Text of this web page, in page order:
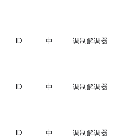
ID 中 调制解调器
ID 中 调制解调器
ID 中 调制解调器